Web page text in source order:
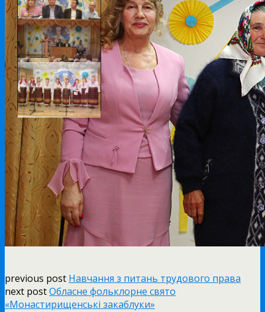
previous post Навчання з питань трудового права
next postОбласне фольклорне свято
«Монастирищенські закаблуки»